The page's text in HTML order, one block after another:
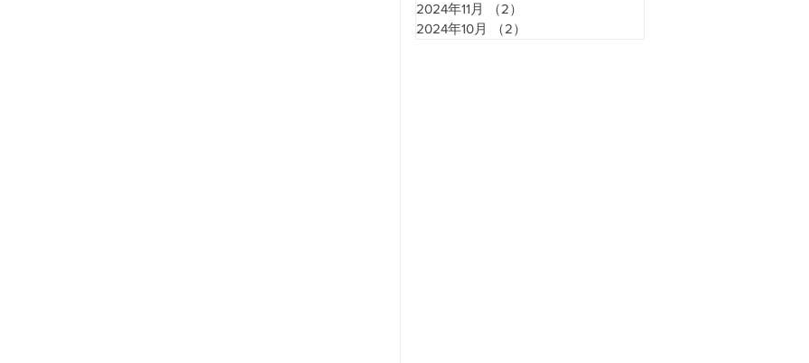
2024年11月
（2）
2024年10月
（2）